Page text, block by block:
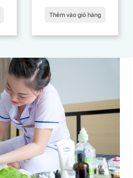
Thêm vào giỏ hàng